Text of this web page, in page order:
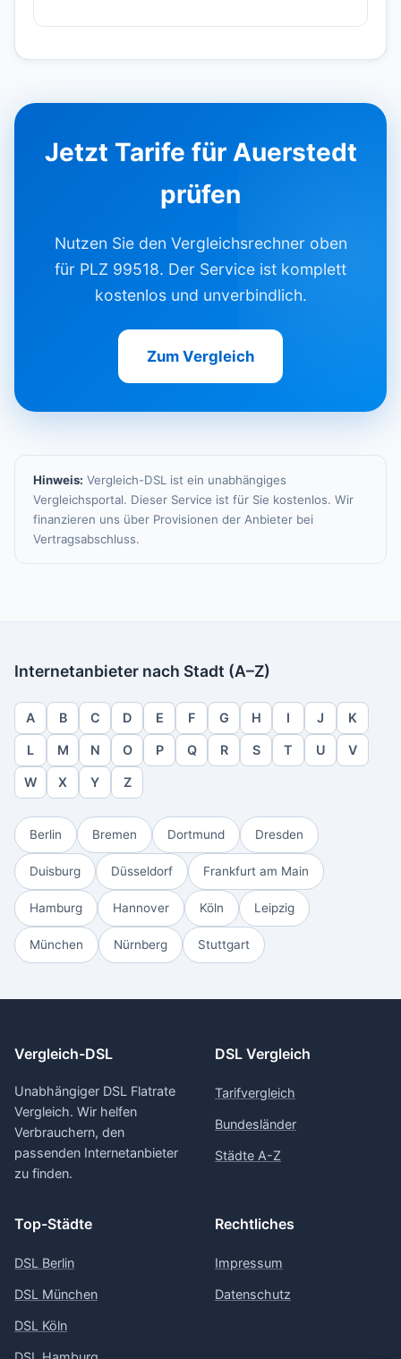
Jetzt Tarife für Auerstedt
prüfen
Nutzen Sie den Vergleichsrechner oben
für PLZ 99518. Der Service ist komplett
kostenlos und unverbindlich.
Zum Vergleich
Hinweis: Vergleich-DSL ist ein unabhängiges
Vergleichsportal. Dieser Service ist für Sie kostenlos. Wir
finanzieren uns über Provisionen der Anbieter bei
Vertragsabschluss.
Internetanbieter nach Stadt (A–Z)
A B C D E F G H I J K
L M N O P Q R S T U V
W X Y Z
Berlin Bremen Dortmund Dresden
Duisburg Düsseldorf Frankfurt am Main
Hamburg Hannover Köln Leipzig
München Nürnberg Stuttgart
Vergleich-DSL
Unabhängiger DSL Flatrate
Vergleich. Wir helfen
Verbrauchern, den
passenden Internetanbieter
zu finden.
DSL Vergleich
Tarifvergleich
Bundesländer
Städte A-Z
Top-Städte
DSL Berlin
DSL München
DSL Köln
Rechtliches
Impressum
Datenschutz